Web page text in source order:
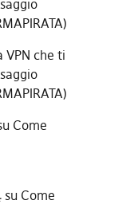
VPN che ti
Come
su Come